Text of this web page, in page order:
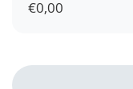
€0,00